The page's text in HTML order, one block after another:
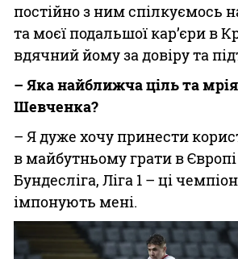
постійно з ним спілкуємось
та моєї подальшої кар’єри в
вдячний йому за довіру та
– Яка найближча ціль та
Шевченка?
– Я дуже хочу принести
в майбутньому грати в Європі
Бундесліга, Ліга 1 – ці
імпонують мені.